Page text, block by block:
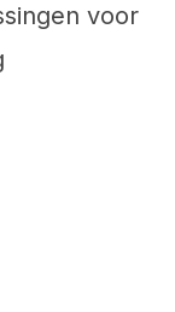
voor